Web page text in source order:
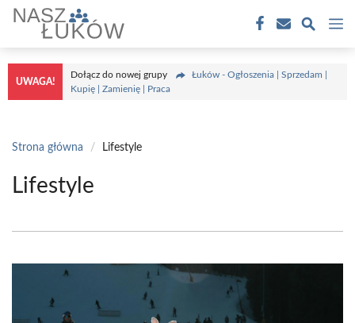
Przejdź
treści
UWAGA!
Dołącz do nowej grupy
Łuków - Ogłoszenia | Sprzedam |
Kupię | Zamienię | Praca
Strona główna / Lifestyle
Lifestyle